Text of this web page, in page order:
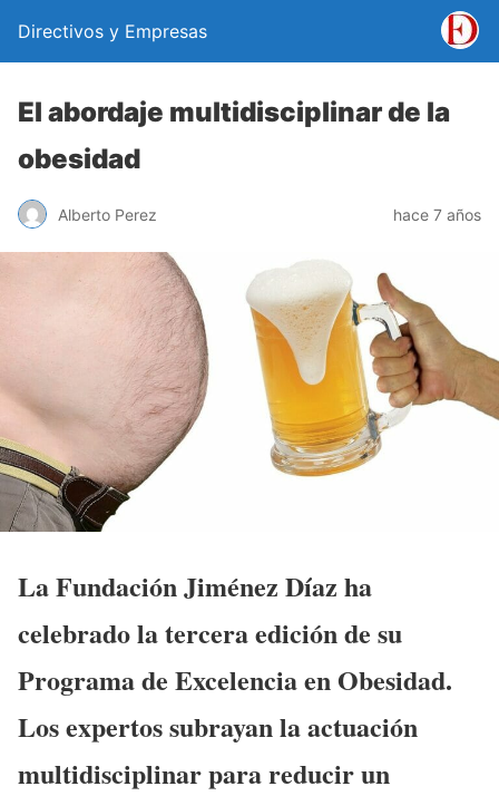
Directivos y Empresas
El abordaje multidisciplinar de la
obesidad
Alberto Perez hace 7 años
La Fundación Jiménez Díaz ha
celebrado la tercera edición de su
Programa de Excelencia en Obesidad.
Los expertos subrayan la actuación
multidisciplinar para reducir un